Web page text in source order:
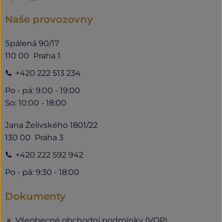
Naše provozovny
Spálená 90/17
110 00 Praha 1
+420 222 513 234
Po - pá: 9:00 - 19:00
So: 10:00 - 18:00
Jana Želivského 1801/22
130 00 Praha 3
+420 222 592 942
Po - pá: 9:30 - 18:00
Dokumenty